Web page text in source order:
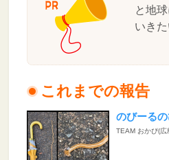
と地
いき
これまでの報告
のびーる
TEAM おかぴ(広